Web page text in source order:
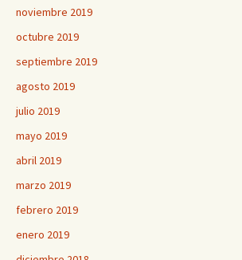
noviembre 2019
octubre 2019
septiembre 2019
agosto 2019
julio 2019
mayo 2019
abril 2019
marzo 2019
febrero 2019
enero 2019